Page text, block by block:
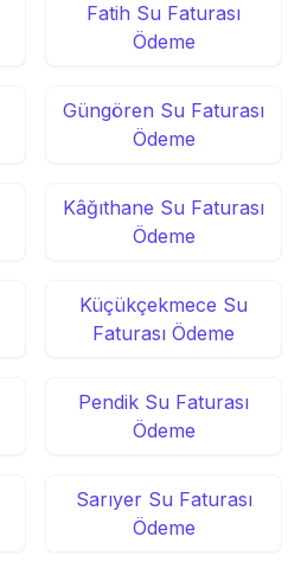
Fatih Su Faturası
Ödeme
Güngören Su Faturası
Ödeme
Kâğıthane Su Faturası
Ödeme
Küçükçekmece Su
Faturası Ödeme
Pendik Su Faturası
Ödeme
Sarıyer Su Faturası
Ödeme